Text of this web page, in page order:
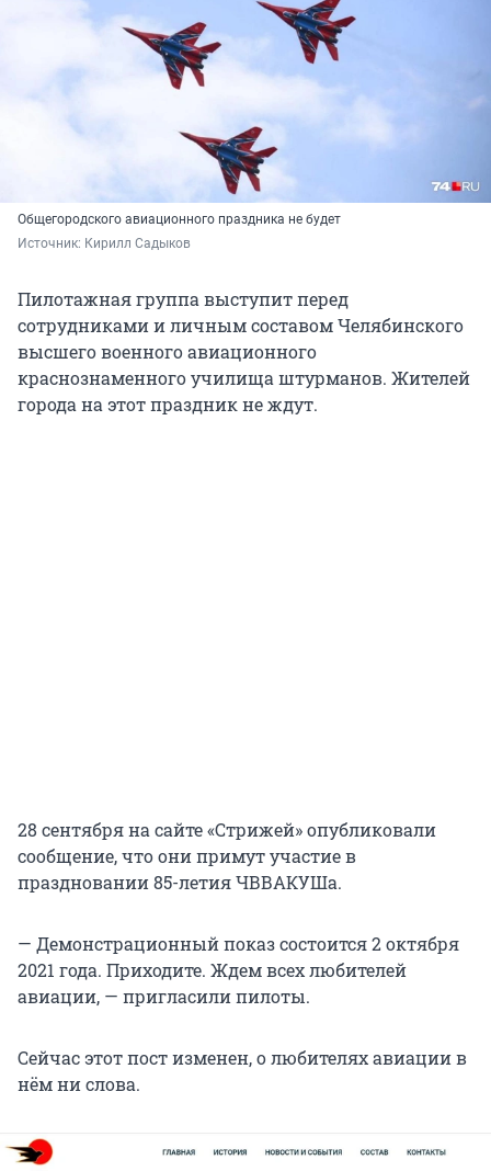
Общегородского авиационного праздника не будет
Источник: Кирилл Садыков
Пилотажная группа выступит перед
сотрудниками и личным составом Челябинского
высшего военного авиационного
краснознаменного училища штурманов. Жителей
города на этот праздник не ждут.
28 сентября на сайте «Стрижей» опубликовали
сообщение, что они примут участие в
праздновании 85-летия ЧВВАКУШа.
— Демонстрационный показ состоится 2 октября
2021 года. Приходите. Ждем всех любителей
авиации, — пригласили пилоты.
Сейчас этот пост изменен, о любителях авиации в
нём ни слова.